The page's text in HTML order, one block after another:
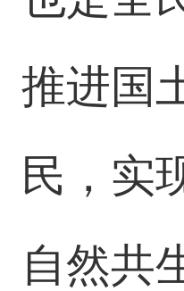
推进国
民，实
自然共